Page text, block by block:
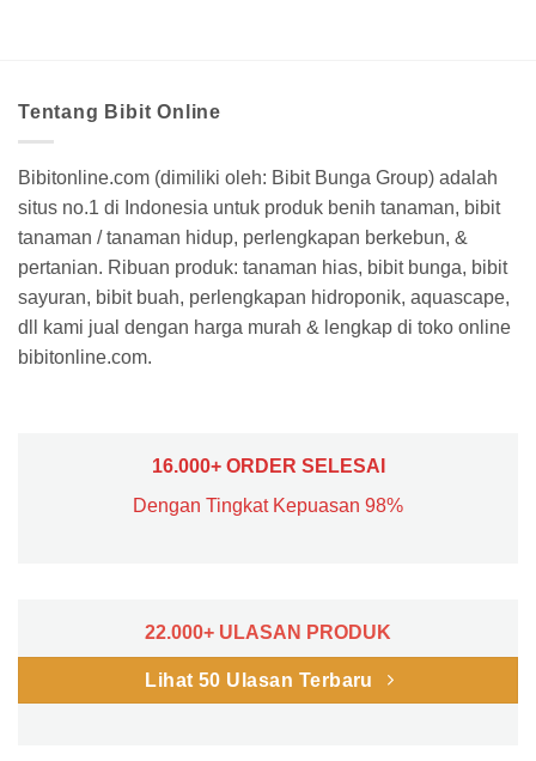
Tentang Bibit Online
Bibitonline.com (dimiliki oleh: Bibit Bunga Group) adalah
situs no.1 di Indonesia untuk produk benih tanaman, bibit
tanaman / tanaman hidup, perlengkapan berkebun, &
pertanian. Ribuan produk: tanaman hias, bibit bunga, bibit
sayuran, bibit buah, perlengkapan hidroponik, aquascape,
dll kami jual dengan harga murah & lengkap di toko online
bibitonline.com.
16.000+ ORDER SELESAI
Dengan Tingkat Kepuasan 98%
22.000+ ULASAN PRODUK
Lihat 50 Ulasan Terbaru